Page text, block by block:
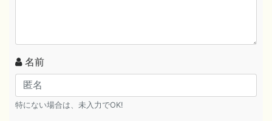
名前
特にない場合は、未入力でOK!